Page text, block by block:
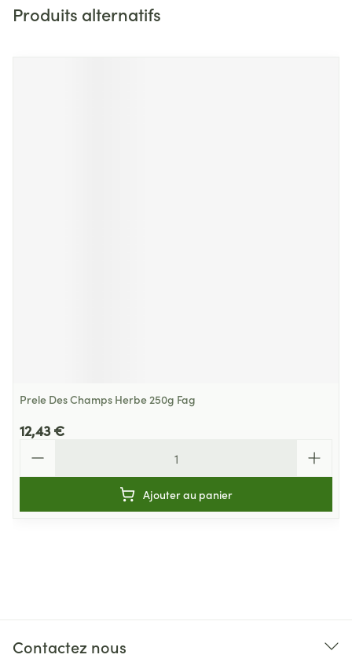
Produits alternatifs
Prele Des Champs Herbe 250g Fag
12,43 €
Ajouter au panier
Contactez nous